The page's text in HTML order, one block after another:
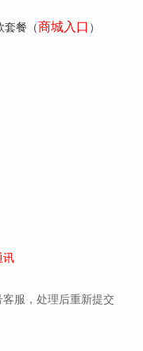
套餐（商城入口 ）
讯
服，处理后重新提交